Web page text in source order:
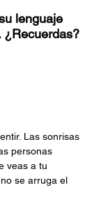
lenguaje
¿Recuerdas?
Las sonrisas
personas
veas a tu
se arruga el